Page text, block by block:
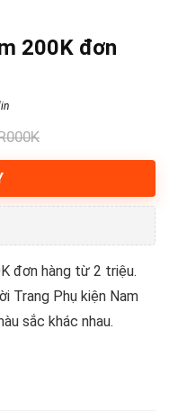
200K đơn
đơn hàng từ 2 triệu.
Trang Phụ kiện Nam
sắc khác nhau.